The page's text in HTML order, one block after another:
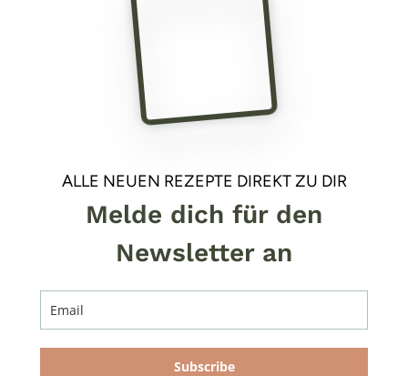
ALLE NEUEN REZEPTE DIREKT ZU DIR
Melde dich für den
Newsletter an
Subscribe